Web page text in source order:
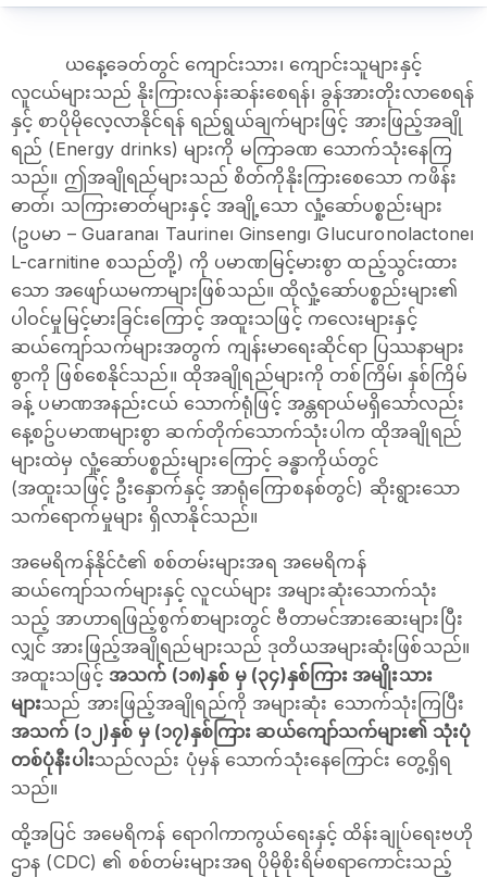
ယနေ့ခေတ်တွင် ကျောင်းသား၊ ကျောင်းသူများနှင့်
လူငယ်များသည် နိုးကြားလန်းဆန်းစေရန်၊ ခွန်အားတိုးလာစေရန်
နှင့် စာပိုမိုလေ့လာနိုင်ရန် ရည်ရွယ်ချက်များဖြင့် အားဖြည့်အချို
ရည် (Energy drinks) များကို မကြာခဏ သောက်သုံးနေကြ
သည်။ ဤအချိုရည်များသည် စိတ်ကိုနိုးကြားစေသော ကဖိန်း
ဓာတ်၊ သကြားဓာတ်များနှင့် အချို့သော လှုံ့ဆော်ပစ္စည်းများ
(ဥပမာ – Guarana၊ Taurine၊ Ginseng၊ Glucuronolactone၊
L-carnitine စသည်တို့) ကို ပမာဏမြင့်မားစွာ ထည့်သွင်းထား
သော အဖျော်ယမကာများဖြစ်သည်။ ထိုလှုံ့ဆော်ပစ္စည်းများ၏
ပါဝင်မှုမြင့်မားခြင်းကြောင့် အထူးသဖြင့် ကလေးများနှင့်
ဆယ်ကျော်သက်များအတွက် ကျန်းမာရေးဆိုင်ရာ ပြဿနာများ
စွာကို ဖြစ်စေနိုင်သည်။ ထိုအချိုရည်များကို တစ်ကြိမ်၊ နှစ်ကြိမ်
ခန့် ပမာဏအနည်းငယ် သောက်ရုံဖြင့် အန္တရာယ်မရှိသော်လည်း
နေ့စဥ်ပမာဏများစွာ ဆက်တိုက်သောက်သုံးပါက ထိုအချိုရည်
များထဲမှ လှုံ့ဆော်ပစ္စည်းများကြောင့် ခန္ဓာကိုယ်တွင်
(အထူးသဖြင့် ဦးနှောက်နှင့် အာရုံကြောစနစ်တွင်) ဆိုးရွားသော
သက်ရောက်မှုများ ရှိလာနိုင်သည်။
အမေရိကန်နိုင်ငံ၏ စစ်တမ်းများအရ အမေရိကန်
ဆယ်ကျော်သက်များနှင့် လူငယ်များ အများဆုံးသောက်သုံး
သည့် အာဟာရဖြည့်စွက်စာများတွင် ဗီတာမင်အားဆေးများပြီး
လျှင် အားဖြည့်အချိုရည်များသည် ဒုတိယအများဆုံးဖြစ်သည်။
အထူးသဖြင့် အသက် (၁၈)နှစ် မှ (၃၄)နှစ်ကြား အမျိုးသား
များသည် အားဖြည့်အချိုရည်ကို အများဆုံး သောက်သုံးကြပြီး
အသက် (၁၂)နှစ် မှ (၁၇)နှစ်ကြား ဆယ်ကျော်သက်များ၏ သုံးပုံ
တစ်ပုံနီးပါးသည်လည်း ပုံမှန် သောက်သုံးနေကြောင်း တွေ့ရှိရ
သည်။
ထို့အပြင် အမေရိကန် ရောဂါကာကွယ်ရေးနှင့် ထိန်းချုပ်ရေးဗဟို
ဌာန (CDC) ၏ စစ်တမ်းများအရ ပိုမိုစိုးရိမ်စရာကောင်းသည့်